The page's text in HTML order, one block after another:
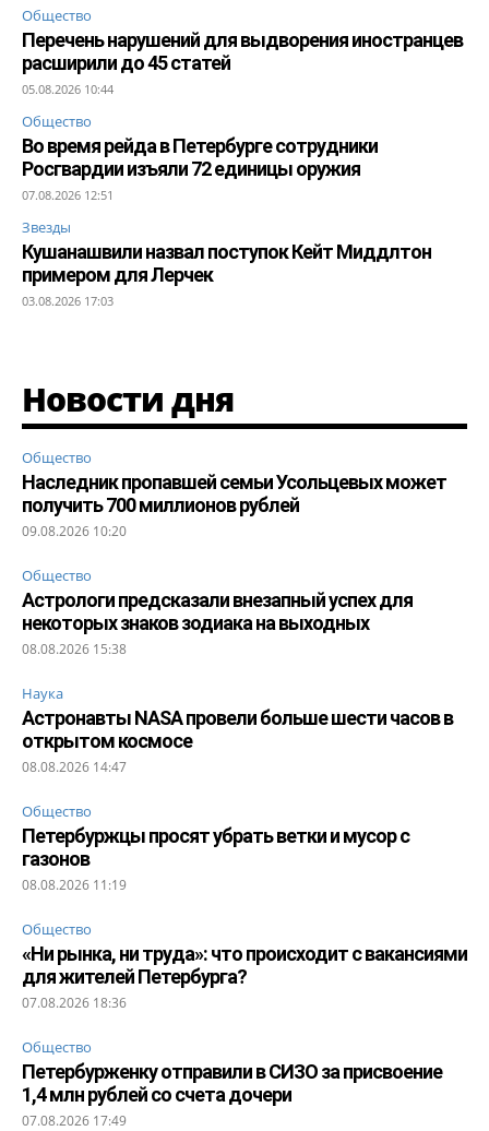
Общество
Перечень нарушений для выдворения иностранцев
расширили до 45 статей
05.08.2026 10:44
Общество
Во время рейда в Петербурге сотрудники
Росгвардии изъяли 72 единицы оружия
07.08.2026 12:51
Звезды
Кушанашвили назвал поступок Кейт Миддлтон
примером для Лерчек
03.08.2026 17:03
Новости дня
Общество
Наследник пропавшей семьи Усольцевых может
получить 700 миллионов рублей
09.08.2026 10:20
Общество
Астрологи предсказали внезапный успех для
некоторых знаков зодиака на выходных
08.08.2026 15:38
Наука
Астронавты NASA провели больше шести часов в
открытом космосе
08.08.2026 14:47
Общество
Петербуржцы просят убрать ветки и мусор с
газонов
08.08.2026 11:19
Общество
«Ни рынка, ни труда»: что происходит с вакансиями
для жителей Петербурга?
07.08.2026 18:36
Общество
Петербурженку отправили в СИЗО за присвоение
1,4 млн рублей со счета дочери
07.08.2026 17:49